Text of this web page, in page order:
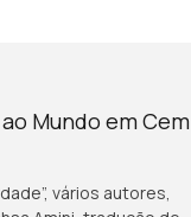
Mundo em Cem
vários autores,